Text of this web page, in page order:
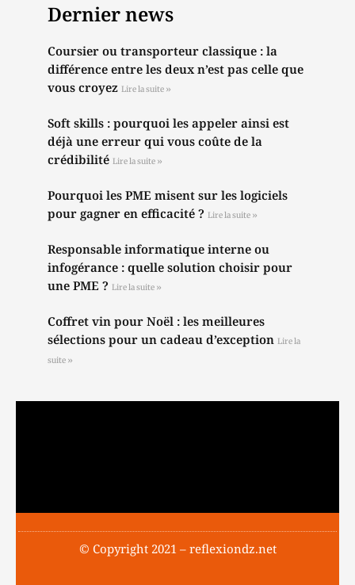
Dernier news
Coursier ou transporteur classique : la
différence entre les deux n’est pas celle que
vous croyez Lire la suite »
Soft skills : pourquoi les appeler ainsi est
déjà une erreur qui vous coûte de la
crédibilité Lire la suite »
Pourquoi les PME misent sur les logiciels
pour gagner en efficacité ? Lire la suite »
Responsable informatique interne ou
infogérance : quelle solution choisir pour
une PME ? Lire la suite »
Coffret vin pour Noël : les meilleures
sélections pour un cadeau d’exception Lire la
suite »
© Copyright 2021 – reflexiondz.net